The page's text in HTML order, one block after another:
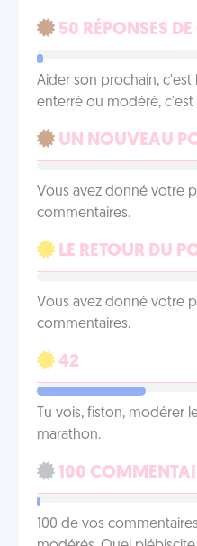
50 RÉPONSES
Aider son prochain, c'est
enterré ou modéré, c'est
UN NOUVEAU
Vous avez donné votre
commentaires.
LE RETOUR DU
Vous avez donné votre
commentaires.
42
Tu vois, fiston, modérer
marathon.
100
100 de vos